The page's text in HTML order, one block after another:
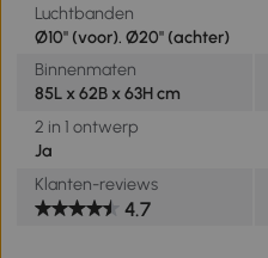
Luchtbanden
Ø10" (voor). Ø20" (achter)
Binnenmaten
85L x 62B x 63H cm
2 in 1 ontwerp
Ja
Klanten-reviews
4.7